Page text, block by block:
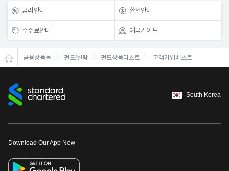
금리안내 환율안내
수수료안내 예금가이드
금융상품몰 펀드/신탁 펀드상품리스트 고객가입베스트
South Korea
Download Our App Now